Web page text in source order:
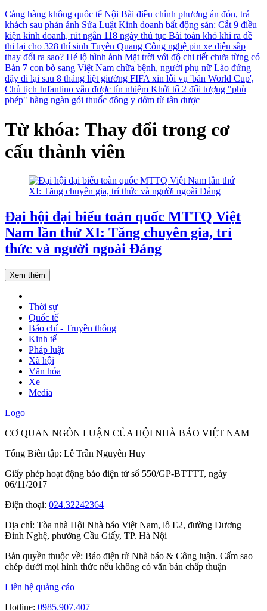
Cảng hàng không quốc tế Nội Bài điều chỉnh phương án đón, trả
khách sau phản ánh Sửa Luật Kinh doanh bất động sản: Cắt 9 điều
kiện kinh doanh, rút ngắn 118 ngày thủ tục Bài toán khó khi ra đề
thi lại cho 328 thí sinh Tuyên Quang Công nghệ pin xe điện sắp
thay đổi ra sao? Hé lộ hình ảnh Mặt trời với độ chi tiết chưa từng có
Bán 7 con bò sang Việt Nam chữa bệnh, người phụ nữ Lào đứng
dậy đi lại sau 8 tháng liệt giường FIFA xin lỗi vụ 'bán World Cup',
Chủ tịch Infantino vẫn được tín nhiệm Khởi tố 2 đối tượng "phù
phép" hàng ngàn gói thuốc đông y dởm từ tân dược
Từ khóa: Thay đổi trong cơ
cấu thành viên
Đại hội đại biểu toàn quốc MTTQ Việt
Nam lần thứ XI: Tăng chuyên gia, trí
thức và người ngoài Đảng
Xem thêm
Thời sự
Quốc tế
Báo chí - Truyền thông
Kinh tế
Pháp luật
Xã hội
Văn hóa
Xe
Media
Logo
CƠ QUAN NGÔN LUẬN CỦA HỘI NHÀ BÁO VIỆT NAM
Tổng Biên tập: Lê Trần Nguyên Huy
Giấy phép hoạt động báo điện tử số 550/GP-BTTTT, ngày
06/11/2017
Điện thoại: 024.32242364
Địa chỉ: Tòa nhà Hội Nhà báo Việt Nam, lô E2, đường Dương
Đình Nghệ, phường Cầu Giấy, TP. Hà Nội
Bản quyền thuộc về: Báo điện tử Nhà báo & Công luận. Cấm sao
chép dưới mọi hình thức nếu không có văn bản chấp thuận
Liên hệ quảng cáo
Hotline: 0985.907.407